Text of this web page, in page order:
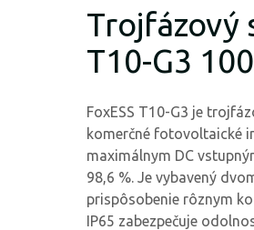
Trojfázový
T10-G3
FoxESS T10-G3 je
komerčné fotovoltaické
maximálnym DC
98,6 %. Je vybavený
prispôsobenie rôznym
IP65 zabezpečuje